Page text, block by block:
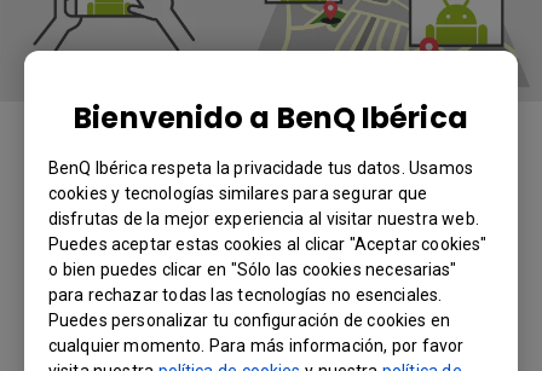
Bienvenido a BenQ Ibérica
BenQ Ibérica respeta la privacidade tus datos. Usamos
cookies y tecnologías similares para segurar que
disfrutas de la mejor experiencia al visitar nuestra web.
Puedes aceptar estas cookies al clicar "Aceptar cookies"
o bien puedes clicar en "Sólo las cookies necesarias"
para rechazar todas las tecnologías no esenciales.
Puedes personalizar tu configuración de cookies en
cualquier momento. Para más información, por favor
Configuración de una sola vez,
comodidad para todo el tiempo
Todo es más sencillo con la nube. DMS
Cloud es un software de utilidad que le
permite cargar, descargar e instalar
aplicaciones de Android™ en sus
pantallas automáticamente a través del